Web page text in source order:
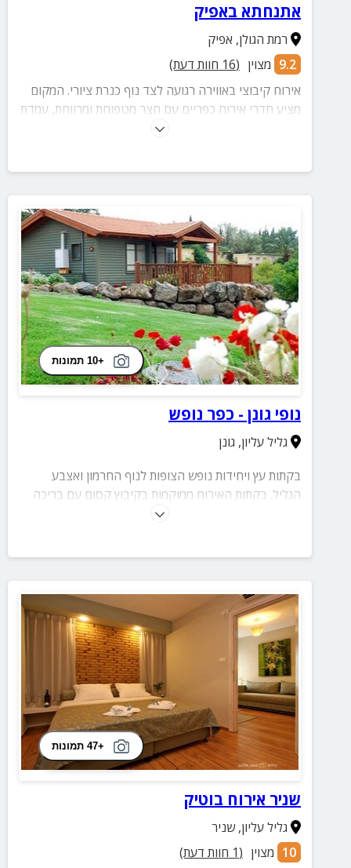
אתנחתא באפיק
רמת הגולן, אפיק
9.2 מצוין (
16 חוות דעת)
אירוח קיבוצי באווירה רגועה לצד נוף כנרת ציורי. המקום
מציע חדרי אירוח כפריים עם חצר מטפוחת ומרווחת, עמדת
מנגל מאובזרת, מתקני ספורט ובריכה בעונה ובתיאום
+10 תמונות
נופי גונן - כפר נופש
גליל עליון, גונן
בקתות עץ ויחידות נופש הצופות לנוף החרמון ואצבע
הגליל. בקתות האירוח ממוקמות בקיבוץ קסום עם בריכה
ומדשאות רחבות ידיים. בסביבת היחידות פינות ישיבה
+47 תמונות
שניר אירוח בוטיק
גליל עליון,שניר
10 מצוין (
1 חוות דעת)